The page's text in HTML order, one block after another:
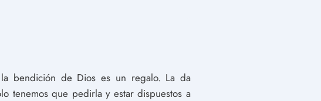
bendición de Dios es un regalo. La da
tenemos que pedirla y estar dispuestos a